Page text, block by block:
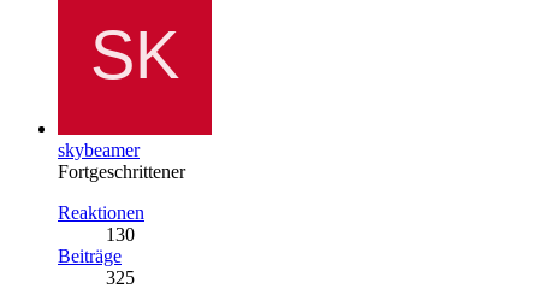
skybeamer
Fortgeschrittener
Reaktionen
130
Beiträge
325